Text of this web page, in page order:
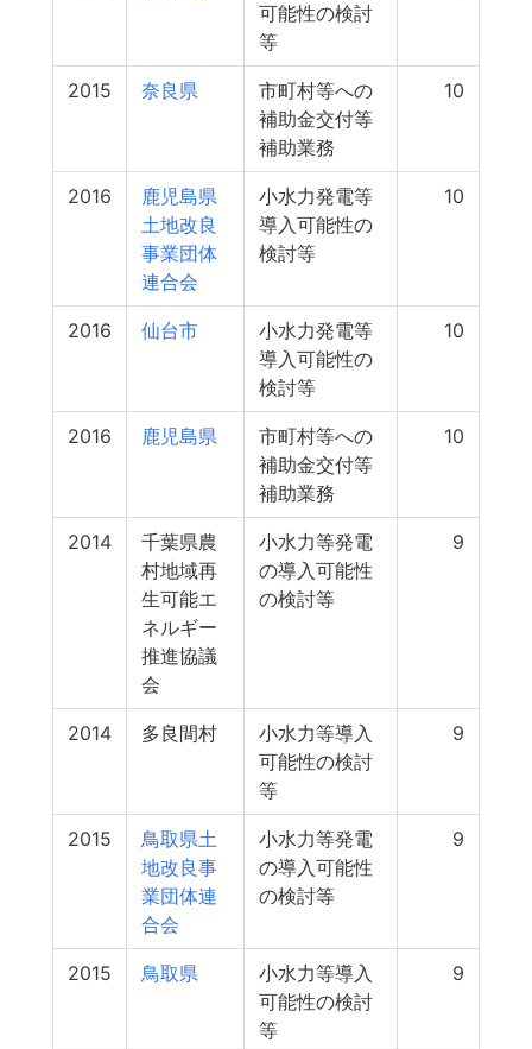
可能性の検討
等
2015 奈良県
市町村等への
補助金交付等
補助業務
10
2016
鹿児島県
土地改良
事業団体
連合会
小水力発電等
導入可能性の
検討等
10
2016 仙台市
小水力発電等
導入可能性の
検討等
10
2016 鹿児島県
市町村等への
補助金交付等
補助業務
10
2014
千葉県農
村地域再
生可能エ
ネルギー
推進協議
会
小水力等発電
の導入可能性
の検討等
9
2014 多良間村
小水力等導入
可能性の検討
等
9
2015
鳥取県土
地改良事
業団体連
合会
小水力等発電
の導入可能性
の検討等
9
2015 鳥取県
小水力等導入
可能性の検討
等
9